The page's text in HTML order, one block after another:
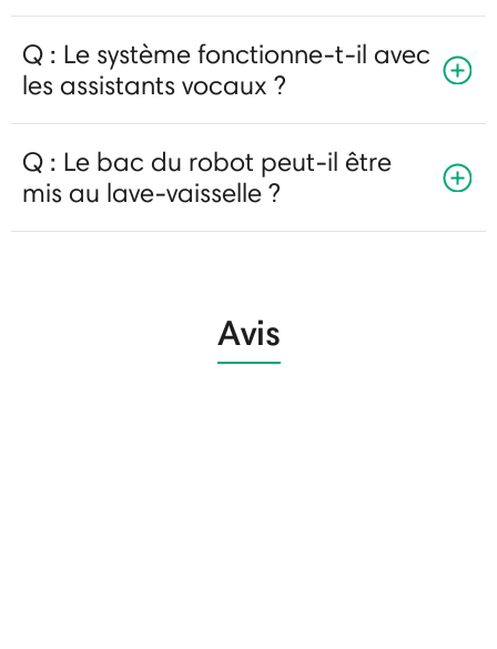
Q : Le système fonctionne-t-il avec
les assistants vocaux ?
Q : Le bac du robot peut-il être
mis au lave-vaisselle ?
Avis